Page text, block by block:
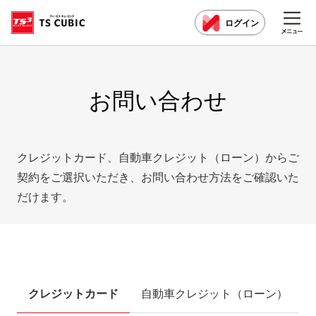
ログイン
お問い合わせ
クレジットカード、自動車クレジット（ローン）からご
契約をご選択いただき、お問い合わせ方法をご確認いた
だけます。
クレジットカード 自動車クレジット（ローン）